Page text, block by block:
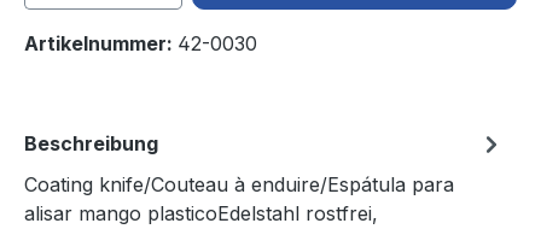
Artikelnummer: 42-0030
Beschreibung
Coating knife/Couteau à enduire/Espátula para
alisar mango plasticoEdelstahl rostfrei,